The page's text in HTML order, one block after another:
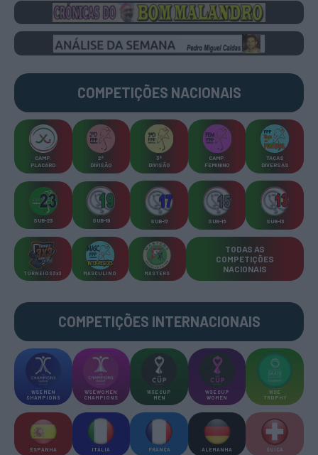
COMPETIÇÕES NACIONAIS
CAMP
PLACARD
2ª
DIVISÃO
3ª
DIVISÃO
CAMP
FEMININO
TAÇAS
DIVERSAS
SUB-23 SUB-19 SUB-17 SUB-15 SUB-13
TORNEIOS 3x3 MASCULINO MASTERS
TODAS AS
COMPETIÇÕES
NACIONAIS
COMPETIÇÕES INTERNACIONAIS
WSE MEN
CHAMPIONS
WSE WOMEN
CHAMPIONS
WSE CUP
MEN
WSE CUP
WOMEN
WSE
TROPHY
ESPANHA ITÁLIA FRANÇA ALEMANHA SUÍÇA